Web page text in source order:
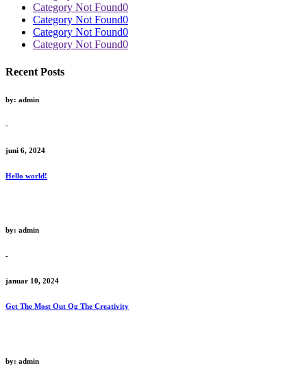
Category Not Found0
Category Not Found0
Category Not Found0
Category Not Found0
Recent Posts
by: admin
-
juni 6, 2024
Hello world!
by: admin
-
januar 10, 2024
Get The Most Out Og The Creativity
by: admin